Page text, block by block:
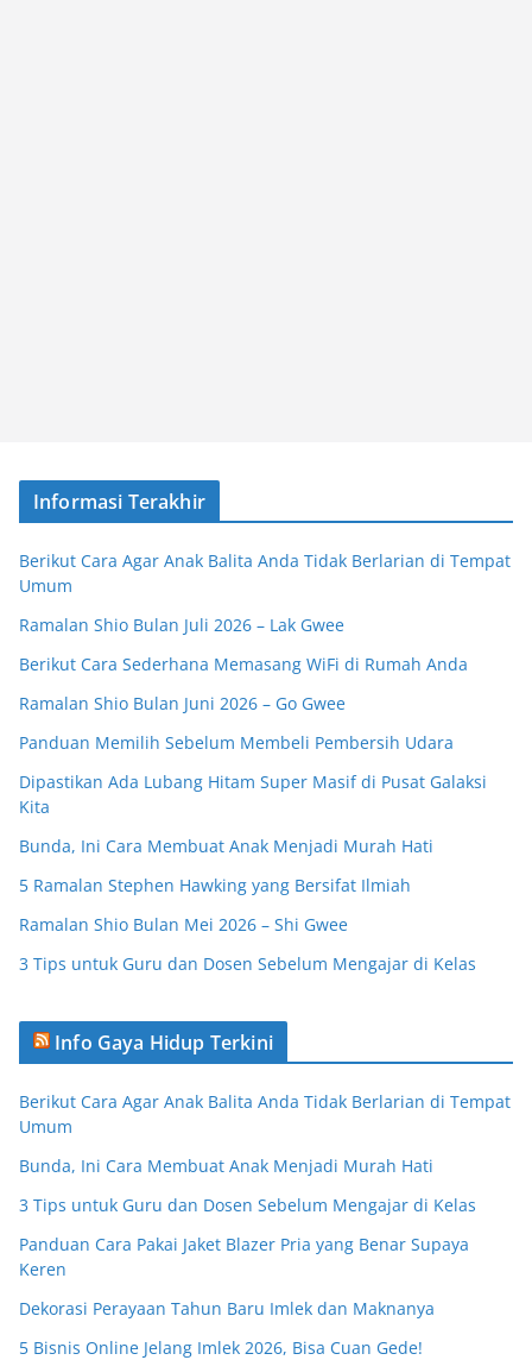
Informasi Terakhir
Berikut Cara Agar Anak Balita Anda Tidak Berlarian di Tempat
Umum
Ramalan Shio Bulan Juli 2026 – Lak Gwee
Berikut Cara Sederhana Memasang WiFi di Rumah Anda
Ramalan Shio Bulan Juni 2026 – Go Gwee
Panduan Memilih Sebelum Membeli Pembersih Udara
Dipastikan Ada Lubang Hitam Super Masif di Pusat Galaksi
Kita
Bunda, Ini Cara Membuat Anak Menjadi Murah Hati
5 Ramalan Stephen Hawking yang Bersifat Ilmiah
Ramalan Shio Bulan Mei 2026 – Shi Gwee
3 Tips untuk Guru dan Dosen Sebelum Mengajar di Kelas
Info Gaya Hidup Terkini
Berikut Cara Agar Anak Balita Anda Tidak Berlarian di Tempat
Umum
Bunda, Ini Cara Membuat Anak Menjadi Murah Hati
3 Tips untuk Guru dan Dosen Sebelum Mengajar di Kelas
Panduan Cara Pakai Jaket Blazer Pria yang Benar Supaya
Keren
Dekorasi Perayaan Tahun Baru Imlek dan Maknanya
5 Bisnis Online Jelang Imlek 2026, Bisa Cuan Gede!